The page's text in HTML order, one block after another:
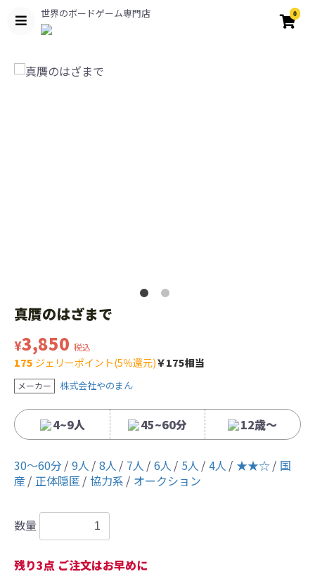
世界のボードゲーム専門店 0
真贋のはざまで
¥3,850 税込
175 ジェリーポイント(5％還元)￥175相当
メーカー 株式会社やのまん
4~9人 45~60分 12歳〜
30〜60分 9人 8人 7人 6人 5人 4人 ★★☆
国
産
正体隠匿 協力系 オークション
数量
残り3点 ご注文はお早めに